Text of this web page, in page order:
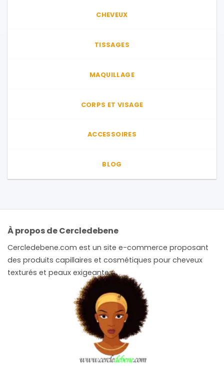
CHEVEUX
TISSAGES
MAQUILLAGE
CORPS ET VISAGE
ACCESSOIRES
BLOG
À propos de Cercledebene
Cercledebene.com est un site e-commerce proposant
des produits capillaires et cosmétiques pour cheveux
texturés et peaux exigeantes.